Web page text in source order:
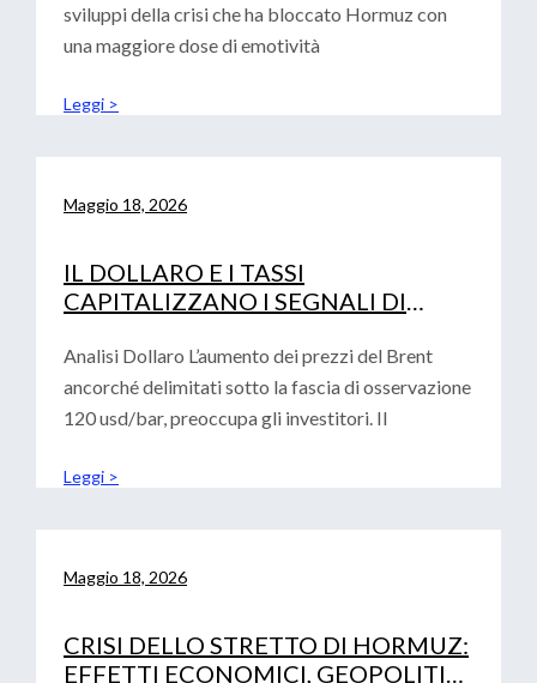
sviluppi della crisi che ha bloccato Hormuz con
una maggiore dose di emotività
Leggi >
Maggio 18, 2026
IL DOLLARO E I TASSI
CAPITALIZZANO I SEGNALI DI
Analisi Dollaro L’aumento dei prezzi del Brent
ancorché delimitati sotto la fascia di osservazione
120 usd/bar, preoccupa gli investitori. Il
Leggi >
Maggio 18, 2026
CRISI DELLO STRETTO DI HORMUZ:
EFFETTI ECONOMICI, GEOPOLITICI